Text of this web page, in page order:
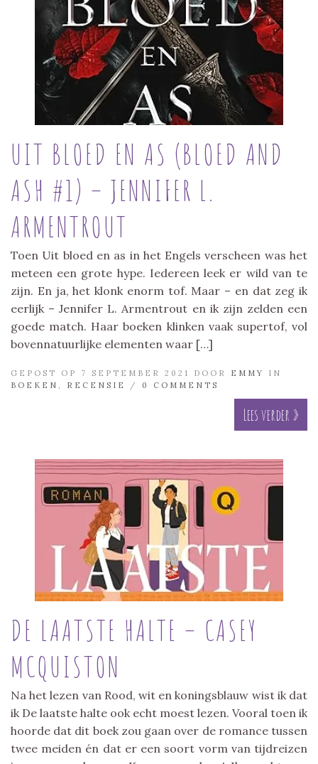
UIT BLOED EN AS (BLOED AND
ASH #1) – JENNIFER L.
ARMENTROUT
Toen Uit bloed en as in het Engels verscheen was het
meteen een grote hype. Iedereen leek er wild van te
zijn. En ja, het klonk enorm tof. Maar – en dat zeg ik
eerlijk – Jennifer L. Armentrout en ik zijn zelden een
goede match. Haar boeken klinken vaak supertof, vol
bovennatuurlijke elementen waar […]
GEPOST OP 7 SEPTEMBER 2021 DOOR EMMY
IN
BOEKEN
RECENSIE / 0 COMMENTS
Lees verder »
DE LAATSTE HALTE – CASEY
MCQUISTON
Na het lezen van Rood, wit en koningsblauw wist ik dat
ik De laatste halte ook echt moest lezen. Vooral toen ik
hoorde dat dit boek zou gaan over de romance tussen
twee meiden én dat er een soort vorm van tijdreizen